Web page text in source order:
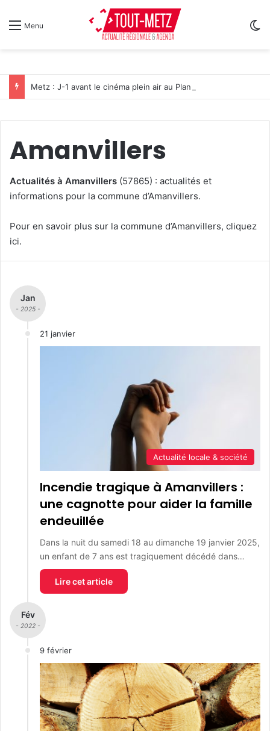
Menu
Metz : J-1 avant le cinéma plein air au Plan d’Eau
Amanvillers
Actualités à Amanvillers (57865) : actualités et
informations pour la commune d’Amanvillers.
Pour en savoir plus sur la commune d’Amanvillers, cliquez
ici.
Jan
- 2025 -
21 janvier
Actualité locale & société
Incendie tragique à Amanvillers :
une cagnotte pour aider la famille
endeuillée
Dans la nuit du samedi 18 au dimanche 19 janvier 2025,
un enfant de 7 ans est tragiquement décédé dans…
Lire cet article
Fév
- 2022 -
9 février